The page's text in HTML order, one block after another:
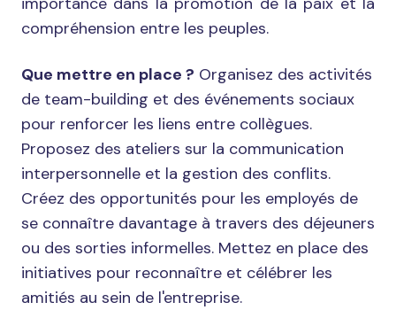
compréhension entre les peuples.
Que mettre en place ? Organisez des activités
de team-building et des événements sociaux
pour renforcer les liens entre collègues.
Proposez des ateliers sur la communication
interpersonnelle et la gestion des conflits.
Créez des opportunités pour les employés de
se connaître davantage à travers des déjeuners
ou des sorties informelles. Mettez en place des
initiatives pour reconnaître et célébrer les
amitiés au sein de l'entreprise.